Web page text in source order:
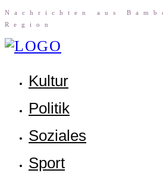
Nach­rich­ten aus
Region
Kul­tur
Poli­tik
Sozia­les
Sport